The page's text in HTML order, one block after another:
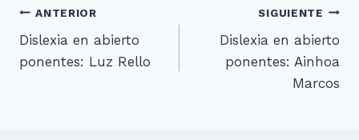
Navegación
de
ANTERIOR
Dislexia en abierto
ponentes: Luz Rello
SIGUIENTE
Dislexia en abierto
ponentes: Ainhoa
Marcos